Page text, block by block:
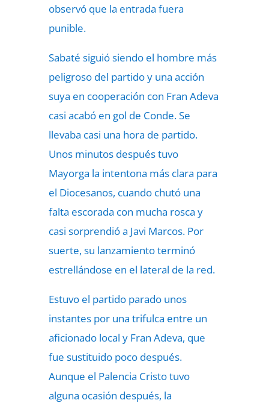
observó que la entrada fuera
punible.
Sabaté siguió siendo el hombre más
peligroso del partido y una acción
suya en cooperación con Fran Adeva
casi acabó en gol de Conde. Se
llevaba casi una hora de partido.
Unos minutos después tuvo
Mayorga la intentona más clara para
el Diocesanos, cuando chutó una
falta escorada con mucha rosca y
casi sorprendió a Javi Marcos. Por
suerte, su lanzamiento terminó
estrellándose en el lateral de la red.
Estuvo el partido parado unos
instantes por una trifulca entre un
aficionado local y Fran Adeva, que
fue sustituido poco después.
Aunque el Palencia Cristo tuvo
alguna ocasión después, la